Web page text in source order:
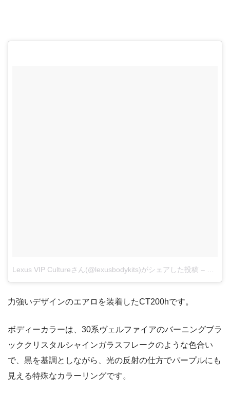
Lexus VIP Cultureさん(@lexusbodykits)がシェアした投稿 –
力強いデザインのエアロを装着したCT200hです。
ボディーカラーは、30系ヴェルファイアのバーニングブラ
ッククリスタルシャインガラスフレークのような色合い
で、黒を基調としながら、光の反射の仕方でパープルにも
見える特殊なカラーリングです。